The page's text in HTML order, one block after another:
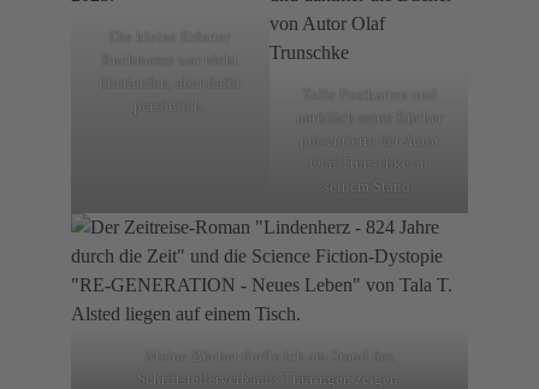
Buchmesse war nicht
persönlich.
natürlich seine Bücher
präsentierte der Autor
Olaf Trunschke an
seinem Stand.
Meine Bücher durfte ich am Stand des
Schriftstellerverbands Thüringen zeigen.